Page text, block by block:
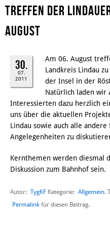
Facebook
Treffen der
August
30.
07.
2011
Am 06. August
Landkreis Lindau
der Insel in der
Natürlich laden wir
Interessierten dazu herzlich
uns über die aktuellen
Lindau sowie auch alle
Angelegenheiten zu
Kernthemen werden diesmal
Diskussion zum Bahnhof sein.
Autor: TygKF Kategorie: Allgemein.
Permalink für diesen Beitrag.